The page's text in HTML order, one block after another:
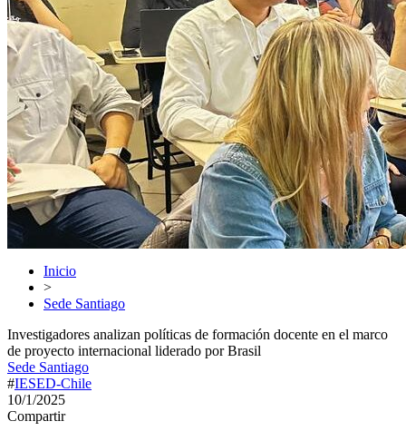
Inicio
>
Sede Santiago
Investigadores analizan políticas de formación docente en el marco
de proyecto internacional liderado por Brasil
Sede Santiago
#IESED-Chile
10/1/2025
Compartir